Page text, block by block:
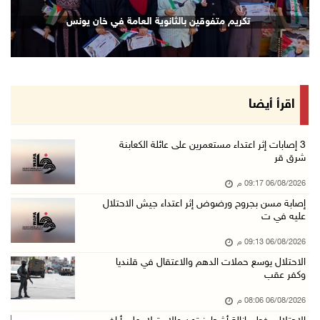
الرئيس المصري وملك البحرين يشددان على ضرورة ت ...
06/آب/2026 07:57 م
الاحتلال يخطر بإزالة أشجار زيتون والاستيلاء ع ...
رابطة العالم الإسلامي تدين تواصل انتهاكات الا ...
اليونيسف: استشهاد 300 طفل منذ وقف إطلاق النار ...
06/آب/2026 07:34 م
الاحتلال يدمّر بيت الزوجية قبل ساعات من الزفا ...
06/آب/2026 07:27 م
الاحتلال يسلم جثمان الشهيد علاء صبيح من قرية ...
06/آب/2026 06:38 م
تكريم متفوقين بالثانوية العامة في خان يونس
اقرأ أيضا
‏3 إصابات إثر اعتداء مستعمرين على عائلة الكعابنة
شرق قر
06/08/2026 09:17 م
إصابة مسن بجروح ورضوض إثر اعتداء جيش الاحتلال
عليه في ت
06/08/2026 09:13 م
الاحتلال يوسع حملات الدهم والاعتقال في قلنديا
وكفر عقب
06/08/2026 08:06 م